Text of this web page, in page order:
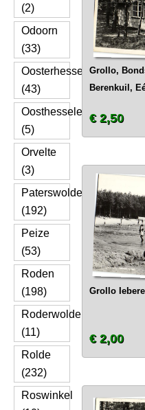
(2)
Odoorn
(33)
Oosterhesselen
(43)
Oosthesselen
(5)
Orvelte
(3)
Paterswolde
(192)
Peize
(53)
Roden
(198)
Roderwolde
(11)
Rolde
(232)
Roswinkel
Grollo,
Berenkuil,
€ 2,50
Grollo
€ 2,00